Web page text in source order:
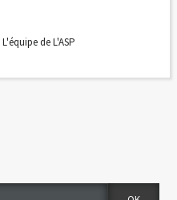
L'équipe de L'ASP